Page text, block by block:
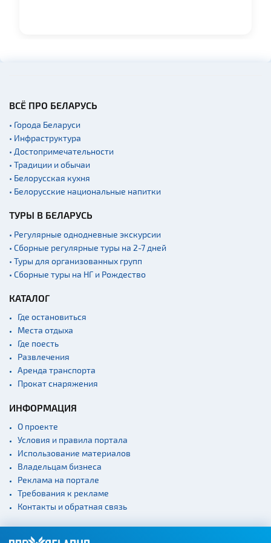
заказники
Начало и окончание
Спортивные
сооружения
Аэропорты
Железнодорожные
Речной транспорт и
причалы
ВСЁ ПРО БЕЛАРУСЬ
• Города Беларуси
• Инфраструктура
• Достопримечательности
• Традиции и обычаи
• Белорусская кухня
• Белорусские национальные напитки
ТУРЫ В БЕЛАРУСЬ
• Регулярные однодневные экскурсии
• Сборные регулярные туры на 2-7 дней
• Туры для организованных групп
• Сборные туры на НГ и Рождество
КАТАЛОГ
Где остановиться
Места отдыха
Где поесть
Развлечения
Аренда транспорта
Прокат снаряжения
ИНФОРМАЦИЯ
О проекте
Условия и правила портала
Использование материалов
Владельцам бизнеса
Реклама на портале
Требования к рекламе
Контакты и обратная связь